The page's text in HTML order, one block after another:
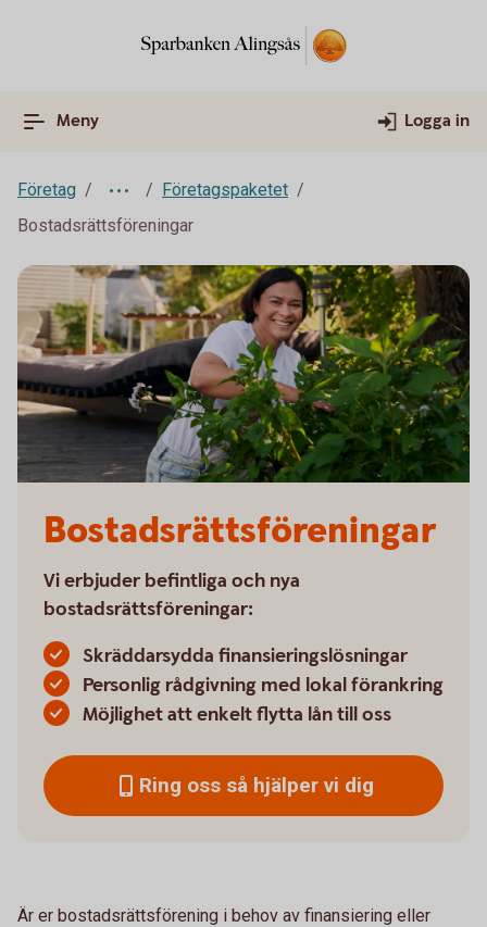
Meny Logga in
Företag
Företagspaketet
Bostadsrättsföreningar
Bostads­rättsföreningar
Vi erbjuder befintliga och nya
bostadsrättsföreningar:
Skräddarsydda finansieringslösningar
Personlig rådgivning med lokal förankring
Möjlighet att enkelt flytta lån till oss
Ring oss så hjälper vi dig
Är er bostadsrättsförening i behov av finansiering eller